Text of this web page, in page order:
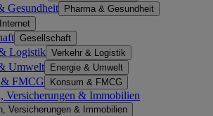
Gesundheit Pharma & Gesundheit
Internet
Gesellschaft
Logistik Verkehr & Logistik
Umwelt Energie & Umwelt
FMCG Konsum & FMCG
Versicherungen & Immobilien
Versicherungen & Immobilien